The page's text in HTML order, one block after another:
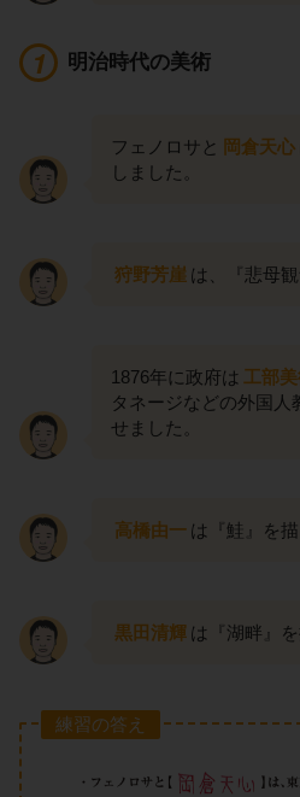
明治時代の美術
フェノロサと 岡倉天心
しました。
狩野芳崖 は、『悲母
1876年に政府は 工部
タネージなどの外国人
せました。
高橋由一 は『鮭』を描
黒田清輝 は『湖畔』を
練習の答え